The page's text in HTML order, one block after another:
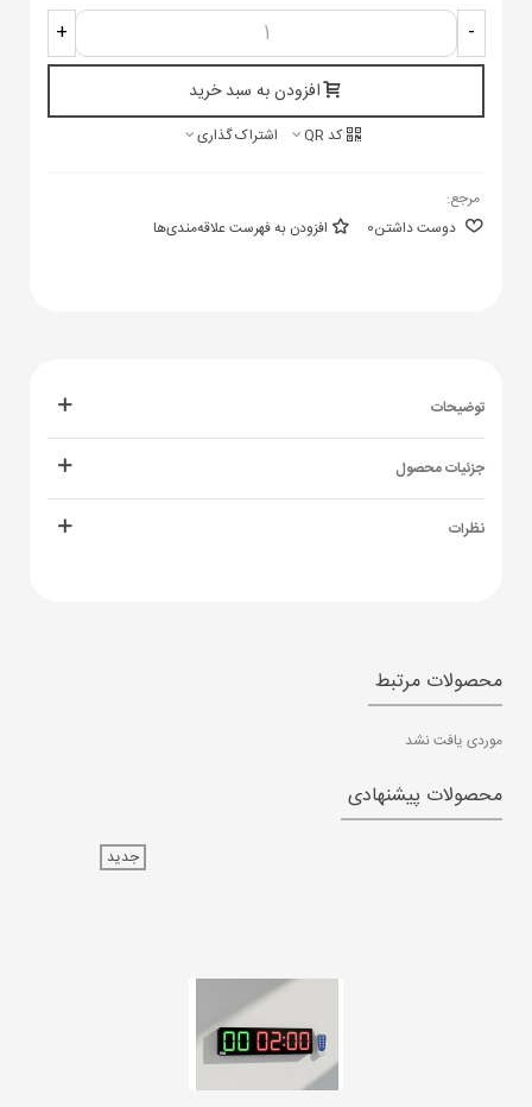
-
+
افزودن به سبد خرید
کد QR اشتراک گذاری
مرجع:
دوست داشتن0 افزودن به فهرست علاقه‌مندی‌ها
توضیحات
جزئیات محصول
نظرات
محصولات مرتبط
موردی یافت نشد
محصولات پیشنهادی
جدید